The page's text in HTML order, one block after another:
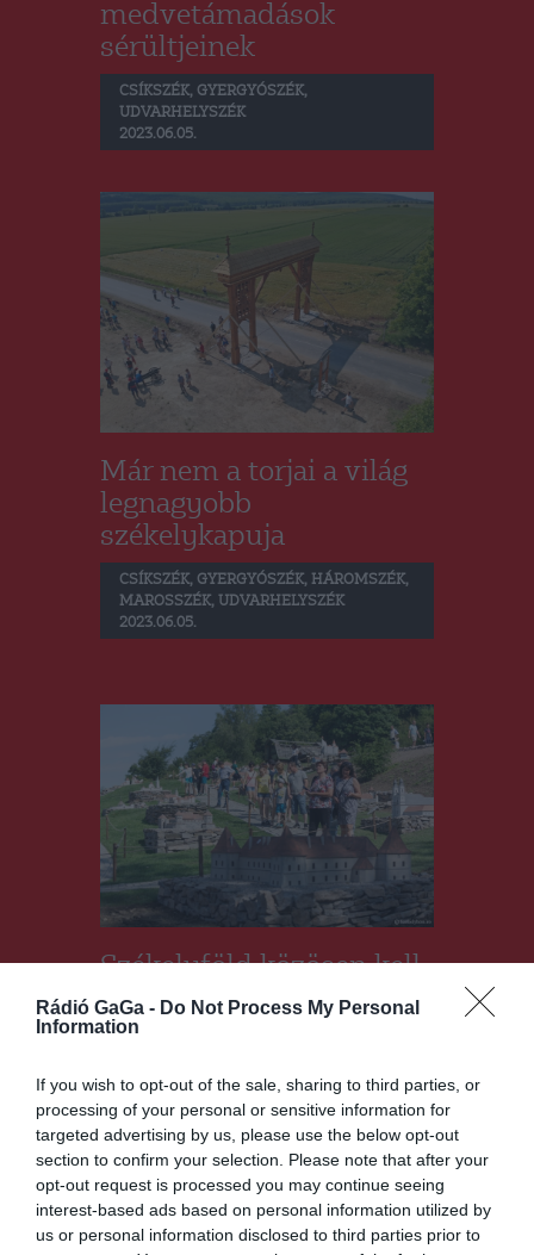
Rádió GaGa - Do Not Process My Personal
Information
If you wish to opt-out of the sale, sharing to third parties, or
processing of your personal or sensitive information for
targeted advertising by us, please use the below opt-out
section to confirm your selection. Please note that after your
opt-out request is processed you may continue seeing
interest-based ads based on personal information utilized by
us or personal information disclosed to third parties prior to
medvetámadások
sérültjeinek
CSÍKSZÉK, GYERGYÓSZÉK,
UDVARHELYSZÉK
2023.06.05.
Már nem a torjai a világ
legnagyobb
székelykapuja
CSÍKSZÉK, GYERGYÓSZÉK, HÁROMSZÉK,
MAROSSZÉK, UDVARHELYSZÉK
2023.06.05.
Székelyföld közösen kell
tervezzen
2023.06.05.